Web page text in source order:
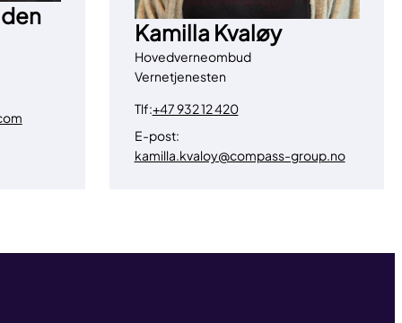
Kamilla Kvaløy
Hovedverneombud
Vernetjenesten
Tlf:+47 932 12 420
E-post:
kamilla.kvaloy@compass-group.no